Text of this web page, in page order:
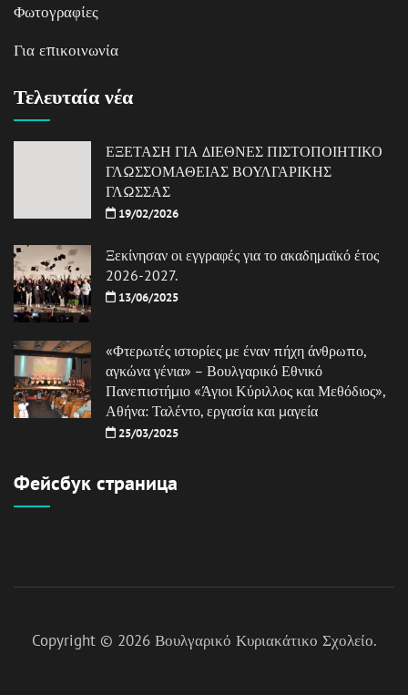
Φωτογραφίες
Για επικοινωνία
Τελευταία νέα
ΕΞΕΤΑΣΗ ΓΙΑ ΔΙΕΘΝΕΣ ΠΙΣΤΟΠΟΙΗΤΙΚΟ
ΓΛΩΣΣΟΜΑΘΕΙΑΣ ΒΟΥΛΓΑΡΙΚΗΣ
ΓΛΩΣΣΑΣ
19/02/2026
Ξεκίνησαν οι εγγραφές για το ακαδημαϊκό έτος
2026-2027.
13/06/2025
«Φτερωτές ιστορίες με έναν πήχη άνθρωπο,
αγκώνα γένια» – Βουλγαρικό Εθνικό
Πανεπιστήμιο «Άγιοι Κύριλλος και Μεθόδιος»,
Αθήνα: Ταλέντο, εργασία και μαγεία
25/03/2025
Фейсбук страница
Copyright © 2026 Βουλγαρικό Κυριακάτικο Σχολείο.